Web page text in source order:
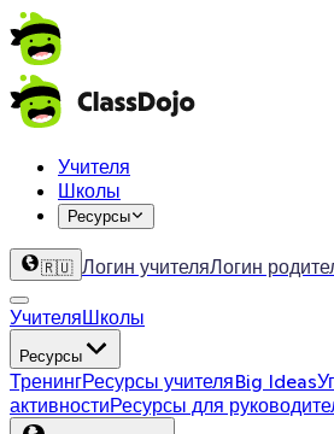
Учителя
Школы
Ресурсы
🇷🇺 Логин учителяЛогин
УчителяШколы
Ресурсы
ТренингРесурсы учителяBig Ideas
активностиРесурсы для